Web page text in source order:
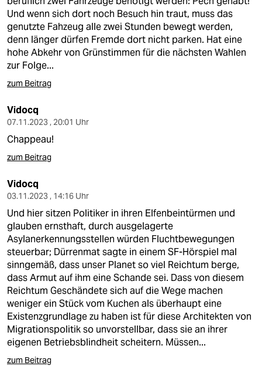
Und wenn sich dort noch Besuch hin traut, muss das
genutzte Fahzeug alle zwei Stunden bewegt werden,
denn länger dürfen Fremde dort nicht parken. Hat eine
hohe Abkehr von Grünstimmen für die nächsten Wahlen
zur Folge...
zum Beitrag
Vidocq
07.11.2023 , 20:01 Uhr
Chappeau!
zum Beitrag
Vidocq
03.11.2023 , 14:16 Uhr
Und hier sitzen Politiker in ihren Elfenbeintürmen und
glauben ernsthaft, durch ausgelagerte
Asylanerkennungsstellen würden Fluchtbewegungen
steuerbar; Dürrenmat sagte in einem SF-Hörspiel mal
sinngemäß, dass unser Planet so viel Reichtum berge,
dass Armut auf ihm eine Schande sei. Dass von diesem
Reichtum Geschändete sich auf die Wege machen
weniger ein Stück vom Kuchen als überhaupt eine
Existenzgrundlage zu haben ist für diese Architekten von
Migrationspolitik so unvorstellbar, dass sie an ihrer
eigenen Betriebsblindheit scheitern. Müssen...
zum Beitrag